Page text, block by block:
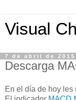
Visual
7 de abril de 2015
Descarga
En el día de hoy